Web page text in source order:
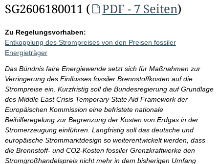
SG2606180011 (
PDF - 7 Seiten)
Zu Regelungsvorhaben:
Entkopplung des Strompreises von den Preisen fossiler
Energieträger
Das Bündnis faire Energiewende setzt sich für Maßnahmen zur
Verringerung des Einflusses fossiler Brennstoffkosten auf die
Strompreise ein. Kurzfristig soll die Bundesregierung auf Grundlage
des Middle East Crisis Temporary State Aid Framework der
Europäischen Kommission eine befristete nationale
Beihilferegelung zur Begrenzung der Kosten von Erdgas in der
Stromerzeugung einführen. Langfristig soll das deutsche und
europäische Strommarktdesign so weiterentwickelt werden, dass
die Brennstoff- und CO2-Kosten fossiler Grenzkraftwerke den
Stromgroßhandelspreis nicht mehr in dem bisherigen Umfang